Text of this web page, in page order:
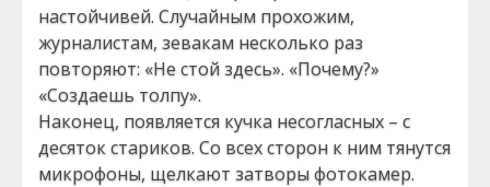
настойчивей. Случайным прохожим,
журналистам, зевакам несколько раз
повторяют: «Не стой здесь». «Почему?»
«Создаешь толпу».
Наконец, появляется кучка несогласных – с
десяток стариков. Со всех сторон к ним тянутся
микрофоны, щелкают затворы фотокамер.